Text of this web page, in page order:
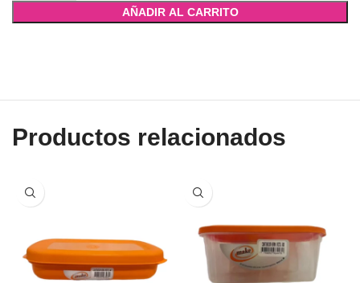
AÑADIR AL CARRITO
Productos relacionados